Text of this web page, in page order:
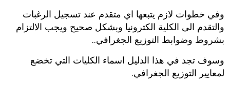
وفي خطوات لازم يتبعها اي متقدم عند تسجيل الرغبات
والتقدم الى الكلية الكترونيا وبشكل صحيح ويجب الالتزام
بشروط وضوابط التوزيع الجغرافي..
وسوف تجد في هذا الدليل اسماء الكليات التي تخضع
لمعايير التوزيع الجغرافي.